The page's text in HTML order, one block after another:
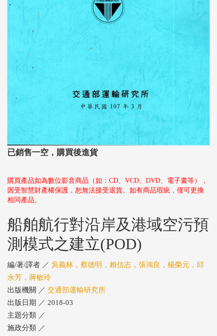
已銷售一空，購買後進貨
購買產品如為數位影音商品（如：CD、VCD、DVD、電子書等），
因受智慧財產權保護，恕無法接受退貨。如有商品瑕疵，僅可更換
相同產品。
船舶航行對沿岸及港域空污預
測模式之建立(POD)
編/著/譯者 ／ 吳義林，蔡德明，賴信志，張鴻良，楊榮元，邱
永芳，蔣敏玲
出版機關 ／ 交通部運輸研究所
出版日期 ／ 2018-03
主題分類 ／
施政分類 ／